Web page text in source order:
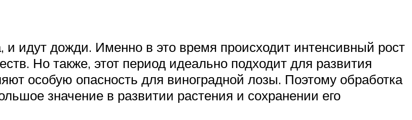
идут дожди. Именно в это время происходит интенсивный рост
Но также, этот период идеально подходит для развития
особую опасность для виноградной лозы. Поэтому обработка
значение в развитии растения и сохранении его